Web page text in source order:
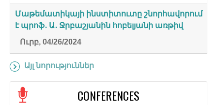
Մաթեմատիկայի ինստիտուտը շնորհավորում
է պրոֆ․ Ա․ Ջրբաշյանին հոբելյանի առթիվ
Ուրբ, 04/26/2024
Այլ նորություններ
CONFERENCES